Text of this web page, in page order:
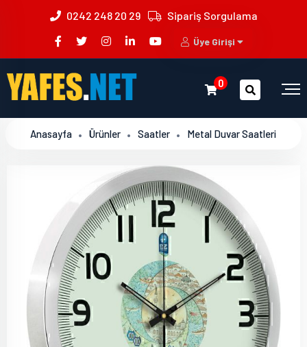
0242 248 20 29 Sipariş Sorgulama
Üye Girişi
0
Anasayfa Ürünler Saatler Metal Duvar Saatleri